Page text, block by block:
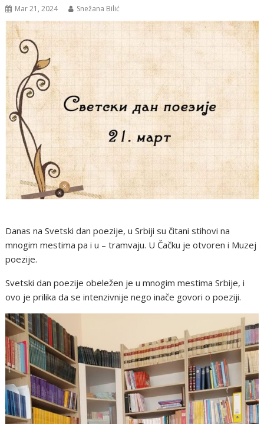
Mar 21, 2024 Snežana Bilić
Danas na Svetski dan poezije, u Srbiji su čitani stihovi na
mnogim mestima pa i u – tramvaju. U Čačku je otvoren i Muzej
poezije.
Svetski dan poezije obeležen je u mnogim mestima Srbije, i
ovo je prilika da se intenzivnije nego inače govori o poeziji.